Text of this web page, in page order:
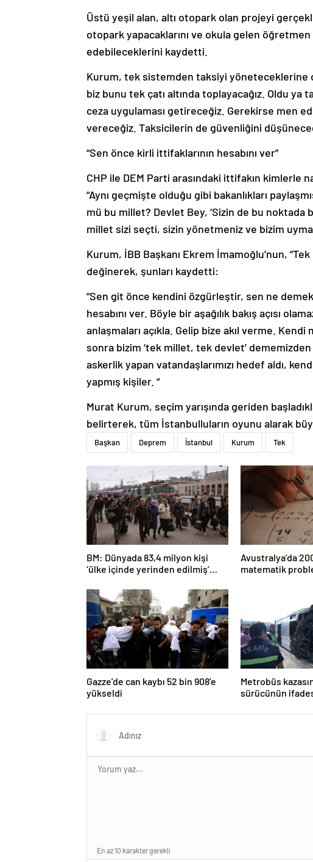
Üstü yeşil alan, altı otopark olan projeyi
otopark yapacaklarını ve okula gelen
edebileceklerini kaydetti.
Kurum, tek sistemden taksiyi yöneteceklerine
biz bunu tek çatı altında toplayacağız. Oldu ya
ceza uygulaması getireceğiz. Gerekirse men
vereceğiz. Taksicilerin de güvenliğini
“Sen önce kirli ittifaklarının hesabını ver”
CHP ile DEM Parti arasındaki ittifakın kimlerle
“Aynı geçmişte olduğu gibi bakanlıkları
mü bu millet? Devlet Bey, ‘Sizin de bu noktada
millet sizi seçti, sizin yönetmeniz ve bizim
Kurum, İBB Başkanı Ekrem İmamoğlu’nun,
değinerek, şunları kaydetti:
“Sen git önce kendini özgürleştir, sen ne
hesabını ver. Böyle bir aşağılık bakış açısı
anlaşmaları açıkla. Gelip bize akıl verme.
sonra bizim ‘tek millet, tek devlet’
askerlik yapan vatandaşlarımızı hedef aldı,
yapmış kişiler. “
Murat Kurum, seçim yarışında geriden
belirterek, tüm İstanbulluların oyunu alarak
Başkan Deprem İstanbul Kurum Tek
BM: Dünyada 83,4 milyon kişi
‘ülke içinde yerinden edilmiş’
Avustralya’da
matematik
Gazze’de can kaybı 52 bin 908’e
yükseldi
Metrobüs
sürücünün
En az 10 karakter gerekli